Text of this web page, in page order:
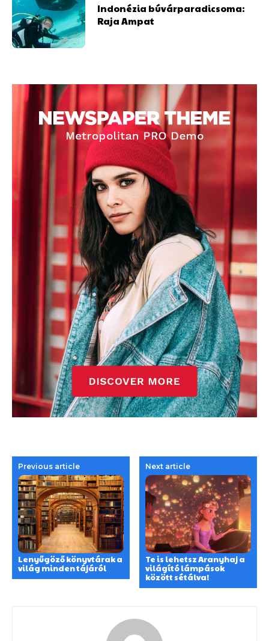
Indonézia búvárparadicsoma:
Raja Ampat
Previous article
Lenyűgöző könyvtárak a
világ minden tájáról
Next article
Te is lehetsz Aranyhaj a
világító lámpások
között sétálva!